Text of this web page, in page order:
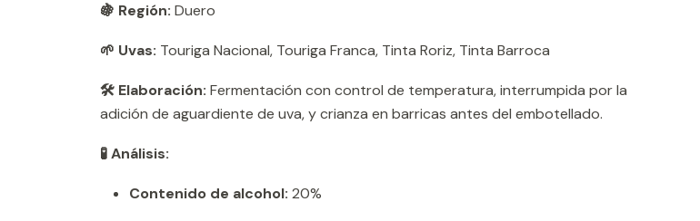
🍇 Región: Duero
🌱 Uvas: Touriga Nacional, Touriga Franca, Tinta Roriz, Tinta Barroca
🛠️ Elaboración: Fermentación con control de temperatura, interrumpida por la
adición de aguardiente de uva, y crianza en barricas antes del embotellado.
🧪 Análisis:
Contenido de alcohol: 20%